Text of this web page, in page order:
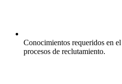
Conocimientos requeridos en
procesos de reclutamiento.